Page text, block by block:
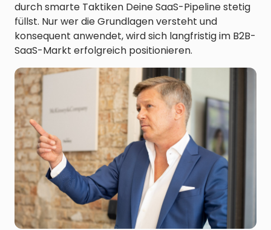
durch smarte Taktiken Deine SaaS-Pipeline stetig
füllst. Nur wer die Grundlagen versteht und
konsequent anwendet, wird sich langfristig im B2B-
SaaS-Markt erfolgreich positionieren.